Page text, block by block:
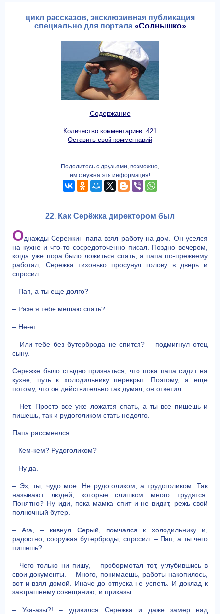
цикл рассказов, эксклюзивная публикация
специально для портала «Солнышко»
Содержание
Количество комментариев: 421
Оставить свой комментарий
Поделитесь с друзьями, возможно,
им с нужна эта информация!
22. Как Серёжка директором был
Однажды Сережкин папа взял работу на дом. Он уселся
на кухне и что-то сосредоточенно писал. Поздно вечером,
когда уже пора было ложиться спать, а папа по-прежнему
работал, Сережка тихонько просунул голову в дверь и
спросил:
– Пап, а ты еще долго?
– Разе я тебе мешаю спать?
– Не-ет.
– Или тебе без бутерброда не спится? – подмигнул отец
сыну.
Сережке было стыдно признаться, что пока папа сидит на
кухне, путь к холодильнику перекрыт. Поэтому, а еще
потому, что он действительно так думал, он ответил:
– Нет. Просто все уже ложатся спать, а ты все пишешь и
пишешь, так и рудоголиком стать недолго.
Папа рассмеялся:
– Кем-кем? Рудоголиком?
– Ну да.
– Эх, ты, чудо мое. Не рудоголиком, а трудоголиком. Так
называют людей, которые слишком много трудятся.
Понятно? Ну иди, пока мамка спит и не видит, режь свой
полночный бутер.
– Ага, – кивнул Серый, помчался к холодильнику и,
радостно, сооружая бутерброды, спросил: – Пап, а ты чего
пишешь?
– Чего только ни пишу, – пробормотал тот, углубившись в
свои документы. – Много, понимаешь, работы накопилось,
вот и взял домой. Иначе до отпуска не успеть. И доклад к
завтрашнему совещанию, и приказы…
– Ука-азы?! – удивился Сережка и даже замер над